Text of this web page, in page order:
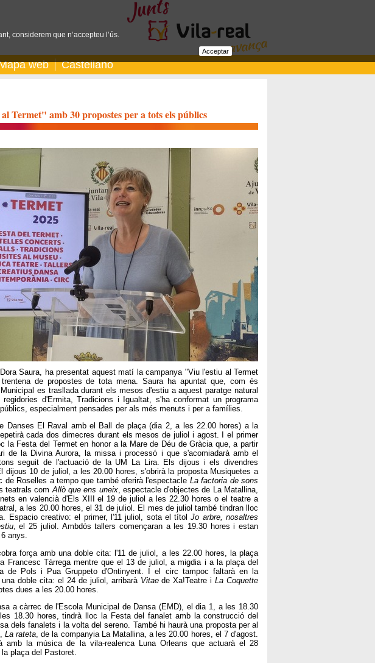
web Castellano
Termet" amb 30 propostes per a tots els públics
Saura, ha presentat aquest matí la campanya "Viu l'estiu al Termet
de propostes de tota mena. Saura ha apuntat que, com és
es trasllada durant els mesos d'estiu a aquest paratge natural
d'Ermita, Tradicions i Igualtat, s'ha conformat un programa
especialment pensades per als més menuts i per a famílies.
Danses El Raval amb el Ball de plaça (dia 2, a les 22.00 hores) a la
cada dos dimecres durant els mesos de juliol i agost. I el primer
la Festa del Termet en honor a la Mare de Déu de Gràcia que, a partir
de la Divina Aurora, la missa i processó i que s'acomiadarà amb el
seguit de l'actuació de la UM La Lira. Els dijous i els divendres
dijous 10 de juliol, a les 20.00 hores, s'obrirà la proposta Musiquetes a
de Roselles a tempo que també oferirà l'espectacle La factoria de sons
teatrals com Allò que ens uneix, espectacle d'objectes de La Matallina,
en valencià d'Els XIII el 19 de juliol a les 22.30 hores o el teatre a
a les 20.00 hores, el 31 de juliol. El mes de juliol també tindran lloc
Espacio creativo: el primer, l'11 juliol, sota el títolJo arbre, nosaltres
, el 25 juliol. Ambdós tallers començaran a les 19.30 hores i estan
anys.
força amb una doble cita: l'11 de juliol, a les 22.00 hores, la plaça
Francesc Tàrrega mentre que el 13 de juliol, a migdia i a la plaça del
de Pols i Pua Gruppeto d'Ontinyent. I el circ tampoc faltarà en la
doble cita: el 24 de juliol, arribarà Vitaede Xa!Teatre iLa Coquette
dues a les 20.00 hores.
a càrrec de l'Escola Municipal de Dansa (EMD), el dia 1, a les 18.30
18.30 hores, tindrà lloc la Festa del fanalet amb la construcció del
dels fanalets i la volta del sereno. També hi haurà una proposta per al
La rateta , de la companyia La Matallina, a les 20.00 hores, el 7 d'agost.
amb la música de la vila-realenca Luna Orleans que actuarà el 28
plaça del Pastoret.
considerem que n’accepteu l’ús.
Acceptar